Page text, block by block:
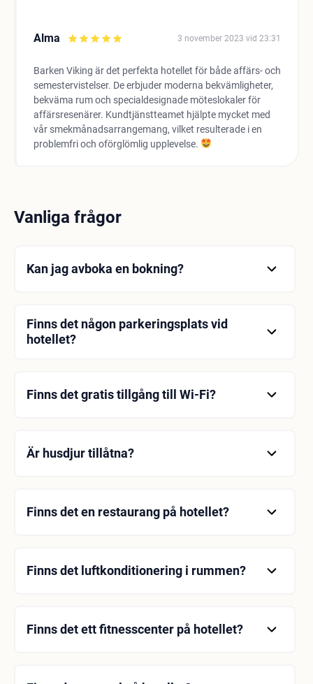
Alma 3 november 2023 vid 23:31
Barken Viking är det perfekta hotellet för både affärs- och
semestervistelser. De erbjuder moderna bekvämligheter,
bekväma rum och specialdesignade möteslokaler för
affärsresenärer. Kundtjänstteamet hjälpte mycket med
vår smekmånadsarrangemang, vilket resulterade i en
problemfri och oförglömlig upplevelse.
Vanliga frågor
Kan jag avboka en bokning?
Finns det någon parkeringsplats vid
hotellet?
Finns det gratis tillgång till Wi-Fi?
Är husdjur tillåtna?
Finns det en restaurang på hotellet?
Finns det luftkonditionering i rummen?
Finns det ett fitnesscenter på hotellet?